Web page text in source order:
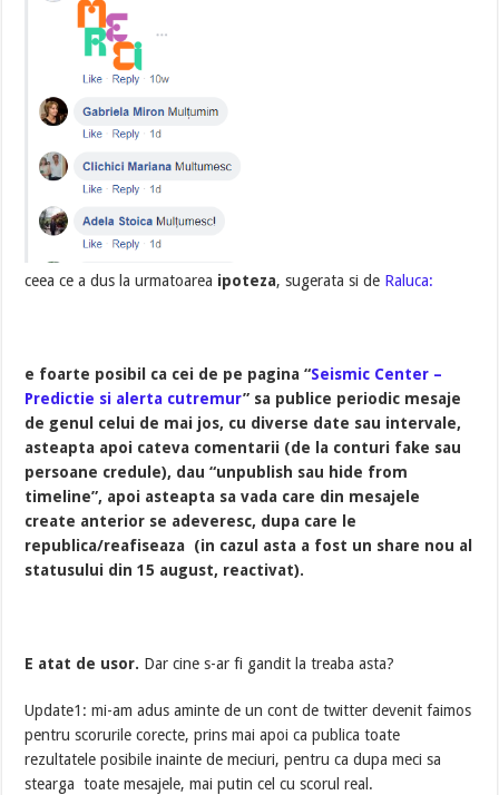
ceea ce a dus la urmatoarea ipoteza, sugerata si de Raluca:
e foarte posibil ca cei de pe pagina “Seismic Center –
Predictie si alerta cutremur” sa publice periodic mesaje
de genul celui de mai jos, cu diverse date sau intervale,
asteapta apoi cateva comentarii (de la conturi fake sau
persoane credule), dau “unpublish sau hide from
timeline”, apoi asteapta sa vada care din mesajele
create anterior se adeveresc, dupa care le
republica/reafiseaza (in cazul asta a fost un share nou al
statusului din 15 august, reactivat).
E atat de usor. Dar cine s-ar fi gandit la treaba asta?
Update1: mi-am adus aminte de un cont de twitter devenit faimos
pentru scorurile corecte, prins mai apoi ca publica toate
rezultatele posibile inainte de meciuri, pentru ca dupa meci sa
stearga toate mesajele, mai putin cel cu scorul real.